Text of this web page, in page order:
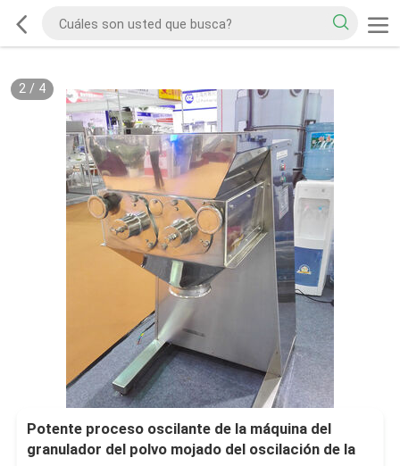
2/ 4
Potente proceso oscilante de la máquina del
granulador del polvo mojado del oscilación de la